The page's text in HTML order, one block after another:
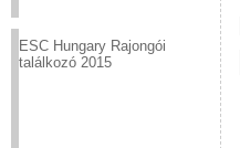
ESC Hungary Rajongói
találkozó 2015